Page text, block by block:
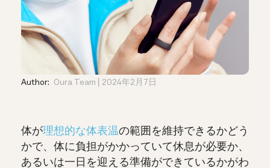
Author: Oura Team 2024年2月7日
体が理想的な体表温の範囲を維持できるかどう
かで、体に負担がかかっていて休息が必要か、
あるいは一日を迎える準備ができているかがわ